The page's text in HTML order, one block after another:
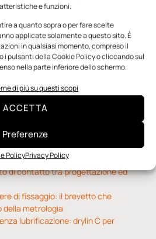
e funzioni.
a quanto sopra o per fare scelte
applicate solamente a questo sito. È
in qualsiasi momento, compreso il
i pulsanti della Cookie Policy o cliccando sul
nella parte inferiore dello schermo.
di più su questi scopi
ACCETTA
Preferenze
PolicyPrivacy Policy
come potenziali sensori per i
passa da una pinza all’altra con
Industriale
di contatto tra progettazione ed
di fissaggio: il brevetto che
della metrologia
lubrificazione: drylin C per